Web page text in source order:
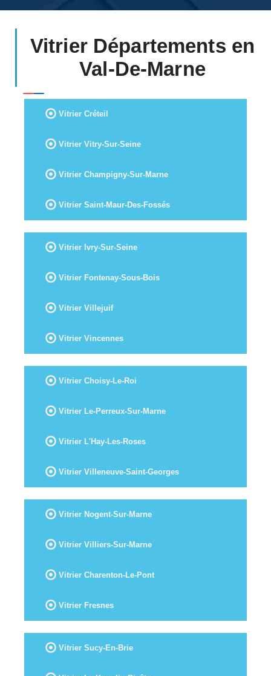
Vitrier Départements en
Val-De-Marne
Vitrier Créteil
Vitrier Vitry-Sur-Seine
Vitrier Champigny-Sur-Marne
Vitrier Saint-Maur-Des-Fossés
Vitrier Ivry-Sur-Seine
Vitrier Fontenay-Sous-Bois
Vitrier Villejuif
Vitrier Vincennes
Vitrier Choisy-Le-Roi
Vitrier Le-Perreux-Sur-Marne
Vitrier L'Hay-Les-Roses
Vitrier Villeneuve-Saint-Georges
Vitrier Nogent-Sur-Marne
Vitrier Villiers-Sur-Marne
Vitrier Charenton-Le-Pont
Vitrier Fresnes
Vitrier Sucy-En-Brie